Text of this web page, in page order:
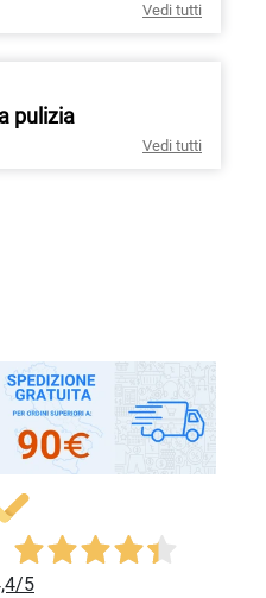
Vedi tutti
pulizia
Vedi tutti
/5